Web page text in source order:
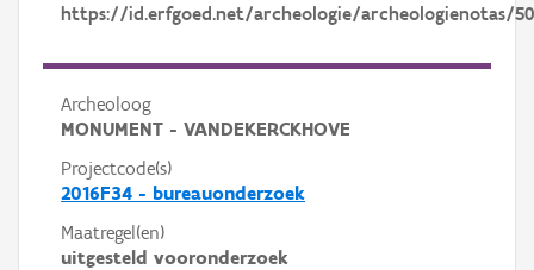
https://id.erfgoed.net/archeologie/archeologienotas/
Archeoloog
MONUMENT - VANDEKERCKHOVE
Projectcode(s)
2016F34 - bureauonderzoek
Maatregel(en)
uitgesteld vooronderzoek